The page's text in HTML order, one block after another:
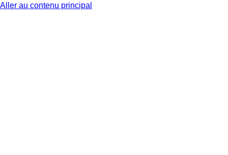
Aller au contenu principal